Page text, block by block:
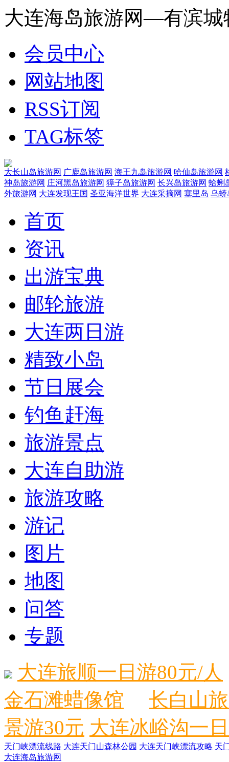
大连海岛旅游网—有滨城
会员中心
网站地图
RSS订阅
TAG标签
大长山岛旅游网 广鹿岛旅游网 海王九岛旅游网 哈仙岛旅游网
神岛旅游网 庄河黑岛旅游网 獐子岛旅游网 长兴岛旅游网 蛤蜊
外旅游网 大连发现王国 圣亚海洋世界 大连采摘网 塞里岛 乌蟒
首页
资讯
出游宝典
邮轮旅游
大连两日游
精致小岛
节日展会
钓鱼赶海
旅游景点
大连自助游
旅游攻略
游记
图片
地图
问答
专题
大连旅顺一日游80元/人
金石滩蜡像馆
长白山
景游30元 大连冰峪沟一
天门峡漂流线路 大连天门山森林公园 大连天门峡漂流攻略 天
大连海岛旅游网